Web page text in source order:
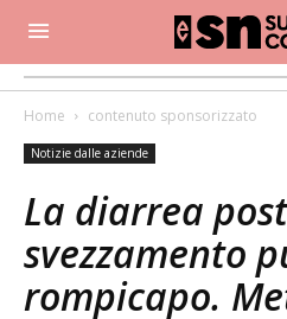
Home contenuto sponsorizzato
Notizie dalle aziende
La diarrea post
svezzamento
rompicapo.